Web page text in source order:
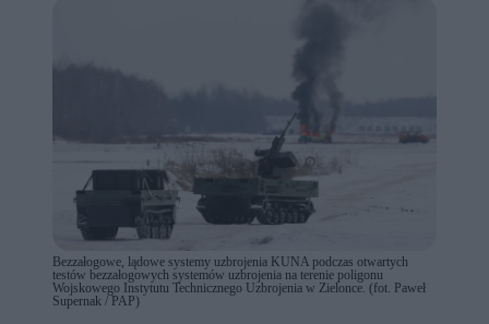
Bezzałogowe, lądowe systemy uzbrojenia KUNA podczas otwartych
testów bezzałogowych systemów uzbrojenia na terenie poligonu
Wojskowego Instytutu Technicznego Uzbrojenia w Zielonce. (fot. Paweł
Supernak / PAP)